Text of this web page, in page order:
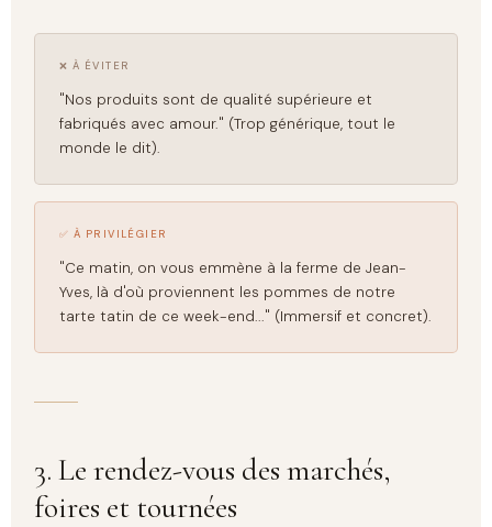
❌ À ÉVITER
"Nos produits sont de qualité supérieure et
fabriqués avec amour." (Trop générique, tout le
monde le dit).
✅ À PRIVILÉGIER
"Ce matin, on vous emmène à la ferme de Jean-
Yves, là d'où proviennent les pommes de notre
tarte tatin de ce week-end..." (Immersif et concret).
3. Le rendez-vous des marchés,
foires et tournées